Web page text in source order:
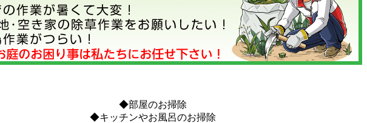
◆部屋のお掃除
◆キッチンやお風呂のお掃除